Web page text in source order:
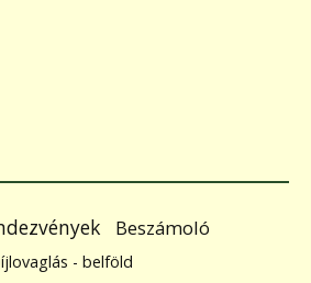
Beszámoló
- belföld